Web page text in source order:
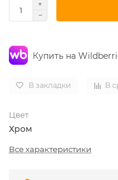
Купить на
В закладки В
Цвет
Хром
Все характеристики